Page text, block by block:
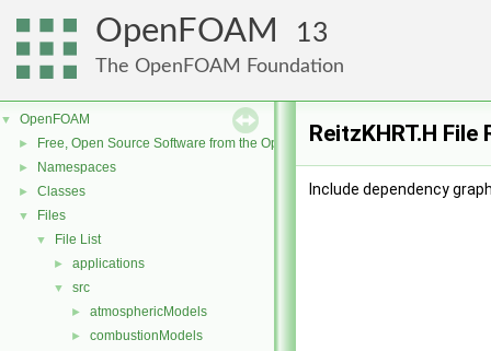
OpenFOAM 13
The OpenFOAM Foundation
▼ OpenFOAM
► Free, Open Source Software from the OpenFOAM Foundation
► Namespaces
► Classes
▼ Files
▼ File List
► applications
▼ src
► atmosphericModels
► combustionModels
ReitzKHRT.H File
Include dependency